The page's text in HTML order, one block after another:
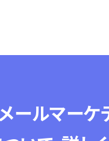
ールマーケ